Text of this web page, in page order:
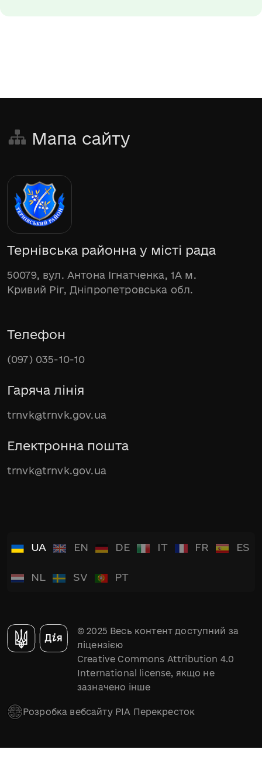
Мапа сайту
Тернівська районна у місті рада
50079, вул. Антона Ігнатченка, 1А м.
Кривий Ріг, Дніпропетровська обл.
Телефон
(097) 035-10-10
Гаряча лінія
trnvk@trnvk.gov.ua
Електронна пошта
trnvk@trnvk.gov.ua
UA EN DE IT FR ES
NL SV PT
© 2025 Весь контент доступний за
ліцензією
Creative Commons Attribution 4.0
International license, якщо не
зазначено інше
Розробка вебсайту РІА Перекресток